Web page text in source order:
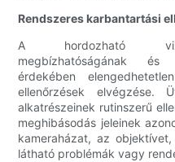
Rendszeres karbantartási
A hordozható
megbízhatóságának és
érdekében
ellenőrzések
alkatrészeinek rutinszerű
meghibásodás jeleinek
kameraházat, az
látható problémák vagy